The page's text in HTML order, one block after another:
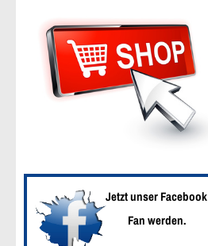
Jetzt unser Facebook
Fan werden.